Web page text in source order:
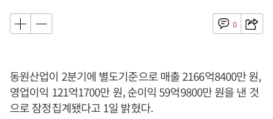
0
동원산업이 2분기에 별도기준으로 매출 2166억8400만 원,
영업이익 121억1700만 원, 순이익 59억9800만 원을 낸 것
으로 잠정집계됐다고 1일 밝혔다.